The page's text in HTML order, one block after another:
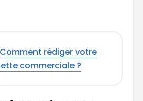
Comment rédiger votre
commerciale ?